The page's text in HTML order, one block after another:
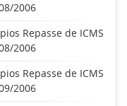
2006
Repasse de ICMS
2006
Repasse de ICMS
2006